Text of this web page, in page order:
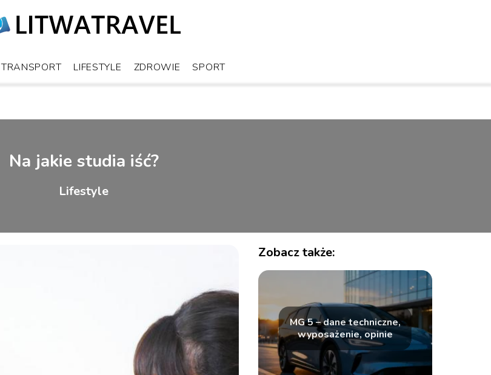
TRANSPORT LIFESTYLE ZDROWIE SPORT
Na jakie studia iść?
Lifestyle
Zobacz także:
MG 5 – dane techniczne,
wyposażenie, opinie